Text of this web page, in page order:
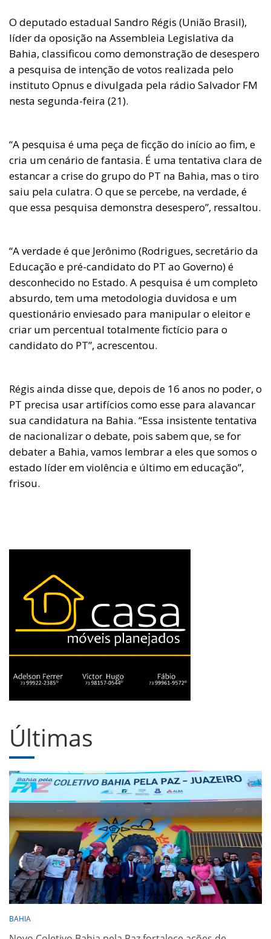
O deputado estadual Sandro Régis (União Brasil),
líder da oposição na Assembleia Legislativa da
Bahia, classificou como demonstração de desespero
a pesquisa de intenção de votos realizada pelo
instituto Opnus e divulgada pela rádio Salvador FM
nesta segunda-feira (21).
“A pesquisa é uma peça de ficção do início ao fim, e
cria um cenário de fantasia. É uma tentativa clara de
estancar a crise do grupo do PT na Bahia, mas o tiro
saiu pela culatra. O que se percebe, na verdade, é
que essa pesquisa demonstra desespero”, ressaltou.
“A verdade é que Jerônimo (Rodrigues, secretário da
Educação e pré-candidato do PT ao Governo) é
desconhecido no Estado. A pesquisa é um completo
absurdo, tem uma metodologia duvidosa e um
questionário enviesado para manipular o eleitor e
criar um percentual totalmente fictício para o
candidato do PT”, acrescentou.
Régis ainda disse que, depois de 16 anos no poder, o
PT precisa usar artifícios como esse para alavancar
sua candidatura na Bahia. “Essa insistente tentativa
de nacionalizar o debate, pois sabem que, se for
debater a Bahia, vamos lembrar a eles que somos o
estado líder em violência e último em educação”,
frisou.
Últimas
BAHIA